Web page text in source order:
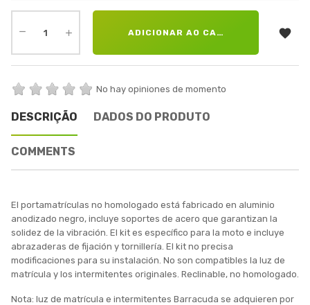
ADICIONAR AO CARRINHO 
No hay opiniones de momento
DESCRIÇÃO DADOS DO PRODUTO
COMMENTS
El portamatrículas no homologado está fabricado en aluminio
anodizado negro, incluye soportes de acero que garantizan la
solidez de la vibración. El kit es específico para la moto e incluye
abrazaderas de fijación y tornillería. El kit no precisa
modificaciones para su instalación. No son compatibles la luz de
matrícula y los intermitentes originales. Reclinable, no homologado.
Nota: luz de matrícula e intermitentes Barracuda se adquieren por